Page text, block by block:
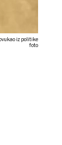
iz politike
foto